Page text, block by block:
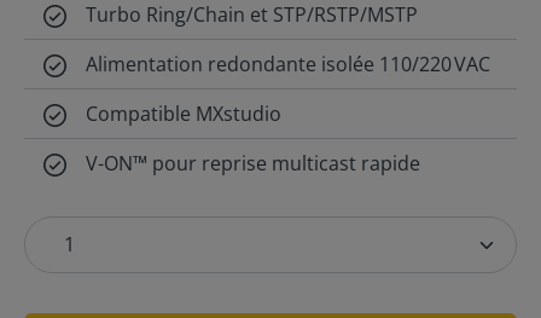
Turbo Ring/Chain et STP/RSTP/MSTP
Alimentation redondante isolée 110/220 VAC
Compatible MXstudio
V-ON™ pour reprise multicast rapide